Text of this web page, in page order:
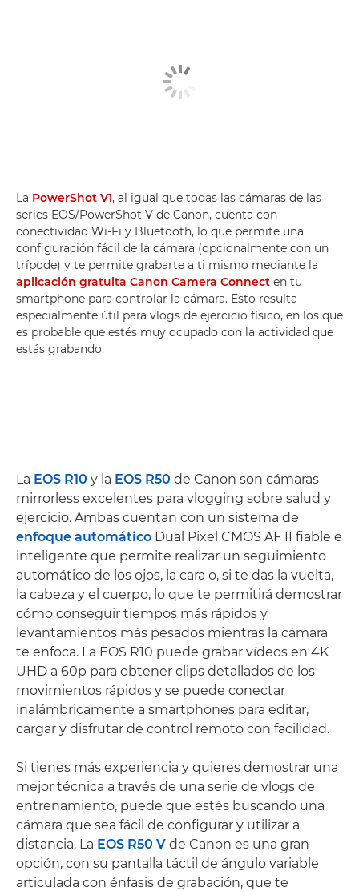
La PowerShot V1, al igual que todas las cámaras de las
series EOS/PowerShot V de Canon, cuenta con
conectividad Wi-Fi y Bluetooth, lo que permite una
configuración fácil de la cámara (opcionalmente con un
trípode) y te permite grabarte a ti mismo mediante la
aplicación gratuita Canon Camera Connect en tu
smartphone para controlar la cámara. Esto resulta
especialmente útil para vlogs de ejercicio físico, en los que
es probable que estés muy ocupado con la actividad que
estás grabando.
La EOS R10 y la EOS R50 de Canon son cámaras
mirrorless excelentes para vlogging sobre salud y
ejercicio. Ambas cuentan con un sistema de
enfoque automático Dual Pixel CMOS AF II fiable e
inteligente que permite realizar un seguimiento
automático de los ojos, la cara o, si te das la vuelta,
la cabeza y el cuerpo, lo que te permitirá demostrar
cómo conseguir tiempos más rápidos y
levantamientos más pesados mientras la cámara
te enfoca. La EOS R10 puede grabar vídeos en 4K
UHD a 60p para obtener clips detallados de los
movimientos rápidos y se puede conectar
inalámbricamente a smartphones para editar,
cargar y disfrutar de control remoto con facilidad.
Si tienes más experiencia y quieres demostrar una
mejor técnica a través de una serie de vlogs de
entrenamiento, puede que estés buscando una
cámara que sea fácil de configurar y utilizar a
distancia. La EOS R50 V de Canon es una gran
opción, con su pantalla táctil de ángulo variable
articulada con énfasis de grabación, que te